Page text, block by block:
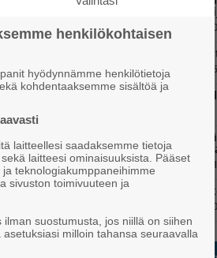
Ilkivallan
5.8.2026 15.50
3.8.2026 10.15
Ulosajo
Kuljula ja
31.7.2026
Panelian
1.8.2026 16.20
henkilökohtaisen
hyödynnämme henkilötietoja
kohdentaaksemme sisältöä ja
laitteellesi saadaksemme tietoja
laitteesi ominaisuuksista. Pääset
teknologiakumppaneihimme
sivuston toimivuuteen ja
suostumusta, jos niillä on siihen
milloin tahansa seuraavalla